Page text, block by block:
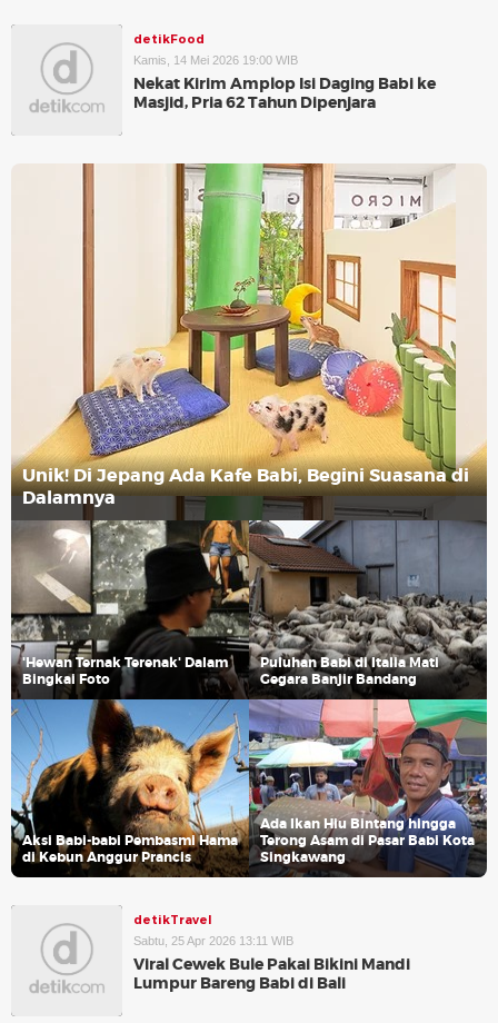
detikFood
Kamis, 14 Mei 2026 19:00 WIB
Nekat Kirim Amplop Isi Daging Babi ke
Masjid, Pria 62 Tahun Dipenjara
Unik! Di Jepang Ada Kafe Babi, Begini Suasana di
Dalamnya
'Hewan Ternak Terenak' Dalam
Bingkai Foto
Puluhan Babi di Italia Mati
Gegara Banjir Bandang
Aksi Babi-babi Pembasmi Hama
di Kebun Anggur Prancis
Ada Ikan Hiu Bintang hingga
Terong Asam di Pasar Babi Kota
Singkawang
detikTravel
Sabtu, 25 Apr 2026 13:11 WIB
Viral Cewek Bule Pakai Bikini Mandi
Lumpur Bareng Babi di Bali